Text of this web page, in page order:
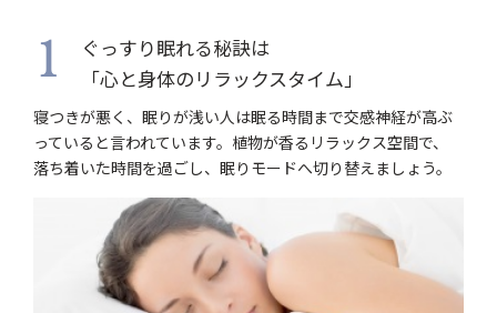
1
ぐっすり眠れる秘訣は
「心と身体のリラックスタイム」
寝つきが悪く、眠りが浅い人は眠る時間まで交感神経が高ぶ
っていると言われています。植物が香るリラックス空間で、
落ち着いた時間を過ごし、眠りモードへ切り替えましょう。